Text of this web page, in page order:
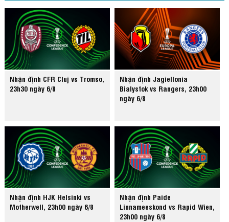
Nhận định CFR Cluj vs Tromso,
23h30 ngày 6/8
Nhận định Jagiellonia
Bialystok vs Rangers, 23h00
ngày 6/8
Nhận định HJK Helsinki vs
Motherwell, 23h00 ngày 6/8
Nhận định Paide
Linnameeskond vs Rapid Wien,
23h00 ngày 6/8